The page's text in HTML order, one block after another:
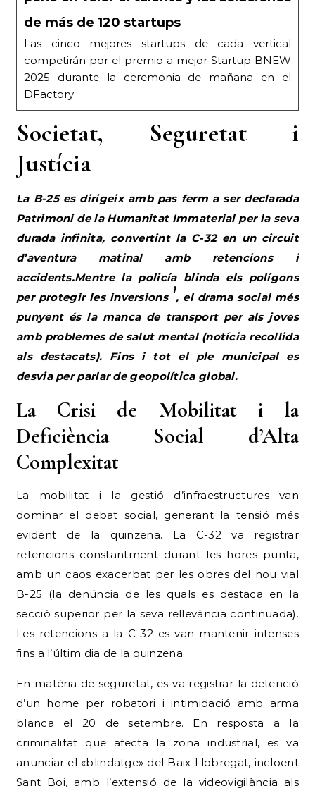
2025 durante la ceremonia de mañana en el
DFactory
Societat, Seguretat i
Justícia
La B-25 es dirigeix amb pas ferm a ser declarada
Patrimoni de la Humanitat Immaterial per la seva
d’aventura matinal amb retencions i
accidents.Mentre la policía blinda els polígons
per protegir les inversions , el drama social més
punyent és la manca de transport per als joves
amb problemes de salut mental (notícia recollida
als destacats). Fins i tot el ple municipal es
desvia per parlar de geopolítica global.
La Crisi de Mobilitat i la
Deficiència Social d’Alta
Complexitat
La mobilitat i la gestió d’infraestructures van
dominar el debat social, generant la tensió més
retencions constantment durant les hores punta,
amb un caos exacerbat per les obres del nou vial
B-25 (la denúncia de les quals es destaca en la
secció superior per la seva rellevància continuada).
Les retencions a la C-32 es van mantenir intenses
fins a l’últim dia de la quinzena.
En matèria de seguretat, es va registrar la detenció
d’un home per robatori i intimidació amb arma
criminalitat que afecta la zona industrial, es va
anunciar el «blindatge» del Baix Llobregat, incloent
Sant Boi, amb l’extensió de la videovigilància als
polígons.
Finalment, la denúncia sobre la manca de